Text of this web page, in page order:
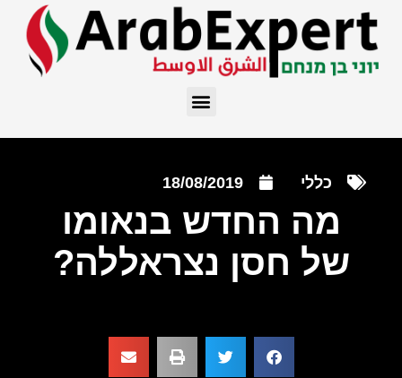
כללי 18/08/2019
מה החדש בנאומו
של חסן נצראללה?